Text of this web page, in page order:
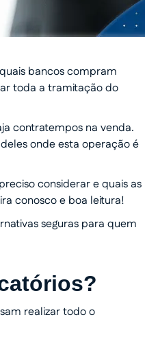
bancos compram
toda a tramitação do
contratempos na venda.
onde esta operação é
considerar e quais as
conosco e boa leitura!
seguras para quem
realizar todo o